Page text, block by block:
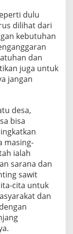
dulu
dilihat dari
kebutuhan
dan
juga untuk
jangan
desa,
bisa
masing-
ialah
sarana dan
sawit
cita untuk
dan